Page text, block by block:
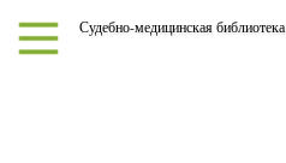
Судебно-медицинская библиотека